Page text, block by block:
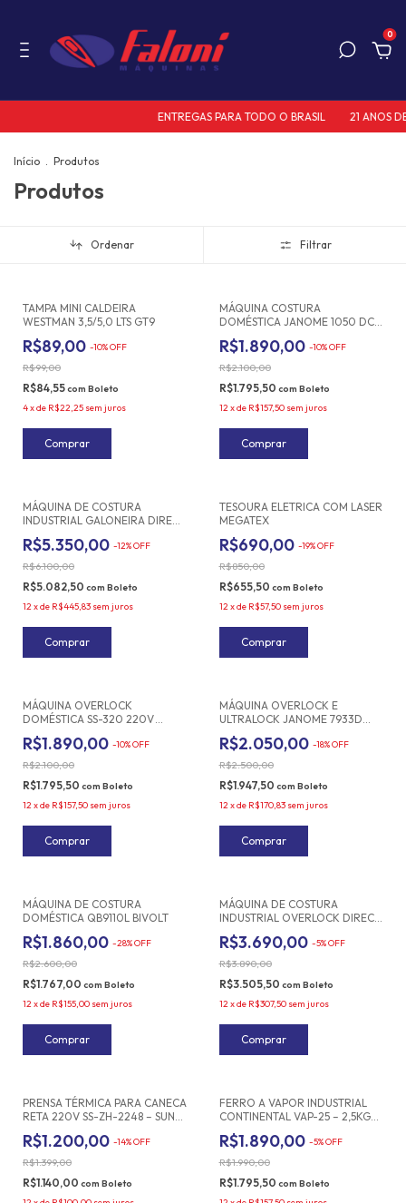
0
ENTREGAS PARA TODO O BRASIL 21 ANOS DE
Início . Produtos
Produtos
Ordenar Filtrar
TAMPA MINI CALDEIRA
WESTMAN 3,5/5,0 LTS GT9
R$89,00 -10%OFF
R$99,00
R$84,55com Boleto
4xde R$22,25 sem juros
MÁQUINA COSTURA
DOMÉSTICA JANOME 1050 DC
R$1.890,00 -10%OFF
R$2.100,00
R$1.795,50 com Boleto
12xde R$157,50 sem juros
Frete grátis
MÁQUINA DE COSTURA
INDUSTRIAL GALONEIRA DIRECT
110W/220V AUTOVOLT
R$5.350,00 -12%OFF
R$6.100,00
R$5.082,50 com Boleto
12xde R$445,83 sem juros
TESOURA ELETRICA COM LASER
MEGATEX
R$690,00 -19%OFF
R$850,00
R$655,50 com Boleto
12xde R$57,50 sem juros
MÁQUINA OVERLOCK
DOMÉSTICA SS-320 220V
R$1.890,00 -10%OFF
R$2.100,00
R$1.795,50 com Boleto
12xde R$157,50 sem juros
MÁQUINA OVERLOCK E
ULTRALOCK JANOME 7933D
R$2.050,00 -18%OFF
R$2.500,00
R$1.947,50 com Boleto
12xde R$170,83 sem juros
MÁQUINA DE COSTURA
DOMÉSTICA QB9110L BIVOLT
R$1.860,00 -28%OFF
R$2.600,00
R$1.767,00 com Boleto
12xde R$155,00 sem juros
Frete grátis
MÁQUINA DE COSTURA
INDUSTRIAL OVERLOCK DIRECT
AUTOVOLT
R$3.690,00 -5%OFF
R$3.890,00
R$3.505,50 com Boleto
12xde R$307,50 sem juros
PRENSA TÉRMICA PARA CANECA
RETA 220V SS-ZH-2248 – SUN
R$1.200,00 -14%OFF
R$1.399,00
R$1.140,00 com Boleto
FERRO A VAPOR INDUSTRIAL
CONTINENTAL VAP-25 – 2,5KG
LITROS, E ACESSÓRIOS
R$1.890,00 -5%OFF
R$1.990,00
R$1.795,50 com Boleto